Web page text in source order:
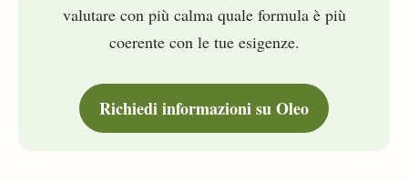
valutare con più calma quale formula è più
coerente con le tue esigenze.
Richiedi informazioni su Oleo